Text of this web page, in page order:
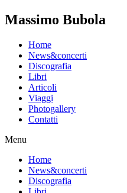
Massimo Bubola
Home
News&concerti
Discografia
Libri
Articoli
Viaggi
Photogallery
Contatti
Menu
Home
News&concerti
Discografia